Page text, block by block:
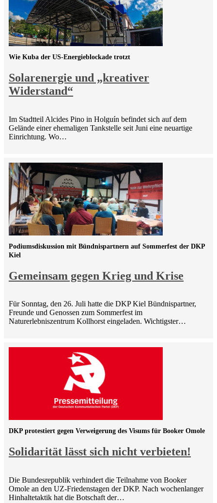
Solarenergie und „kreativer
Widerstand“
Wie Kuba der US-Energieblockade trotzt
Im Stadtteil Alcides Pino in Holguín befindet sich auf dem
Gelände einer ehemaligen Tankstelle seit Juni eine neuartige
Einrichtung. Wo…
Gemeinsam gegen Krieg und Krise
Podiumsdiskussion mit Bündnispartnern auf Sommerfest der DKP
Kiel
Für Sonntag, den 26. Juli hatte die DKP Kiel Bündnispartner,
Freunde und Genossen zum Sommerfest im
Naturerlebniszentrum Kollhorst eingeladen. Wichtigster…
Solidarität lässt sich nicht verbieten!
DKP protestiert gegen Verweigerung des Visums für Booker Omole
Die Bundesrepublik verhindert die Teilnahme von Booker
Omole an den UZ-Friedenstagen der DKP. Nach wochenlanger
Hinhaltetaktik hat die Botschaft der…